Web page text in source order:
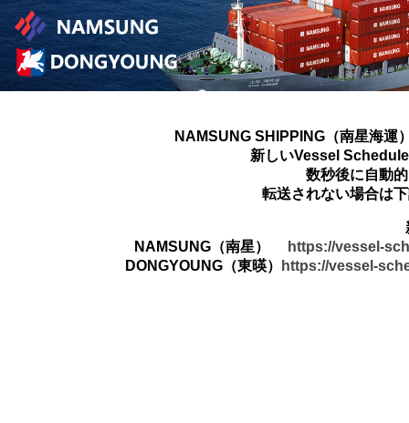
NAMSUNG SHIPPING（南星海運
新しいVessel
数秒後に自動
転送されない場合は
NAMSUNG（南星）
https://vessel-
DONGYOUNG（東暎）
https://vessel-